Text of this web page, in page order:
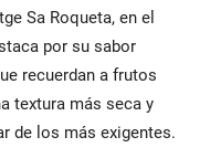
Sa Roqueta, en el
por su sabor
recuerdan a frutos
textura más seca y
de los más exigentes.